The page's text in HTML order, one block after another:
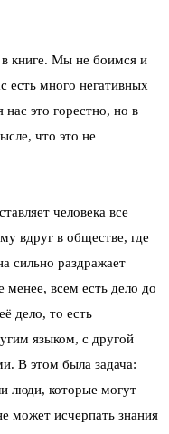
книге. Мы не боимся и
есть много негативных
это горестно, но в
что это не
человека все
вдруг в обществе, где
сильно раздражает
всем есть дело до
дело, то есть
языком, с другой
В этом была задача:
люди, которые могут
может исчерпать знания